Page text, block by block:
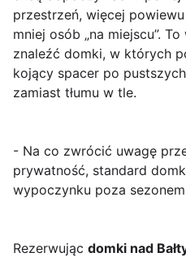
przestrzeń, więcej
mniej osób „na miejscu”. To
znaleźć domki, w których
kojący spacer po
zamiast tłumu w tle.
- Na co zwrócić uwagę
prywatność, standard
wypoczynku poza sezonem
Rezerwując domki nad